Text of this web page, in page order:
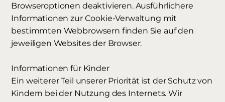
Browseroptionen deaktivieren. Ausführlichere
Informationen zur Cookie-Verwaltung mit
bestimmten Webbrowsern finden Sie auf den
jeweiligen Websites der Browser.
Informationen für Kinder
Ein weiterer Teil unserer Priorität ist der Schutz von
Kindern bei der Nutzung des Internets. Wir